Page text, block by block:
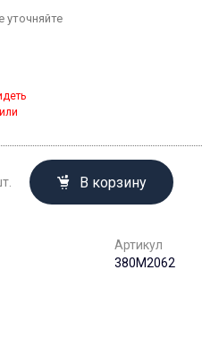
уточняйте
В корзину
Артикул
380M2062